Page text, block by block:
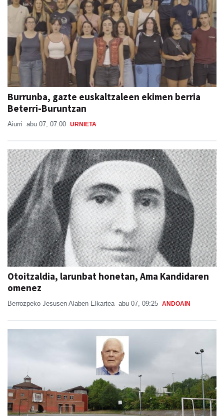
Burrunba, gazte euskaltzaleen ekimen berria
Beterri-Buruntzan
Aiurri abu 07, 07:00 URNIETA
Otoitzaldia, larunbat honetan, Ama Kandidaren
omenez
Berrozpeko Jesusen Alaben Elkartea abu 07, 09:25 ANDOAIN